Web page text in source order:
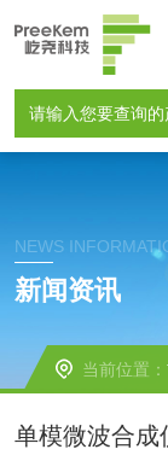
NEWS
新闻资讯
当前位置：
单模微波合成